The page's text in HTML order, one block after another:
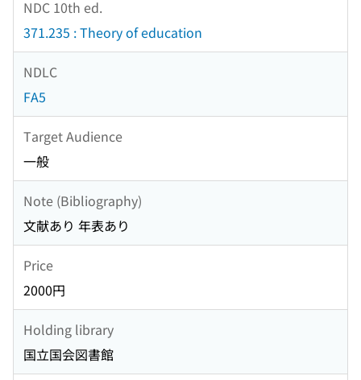
NDC 10th ed.
371.235 : Theory of education
NDLC
FA5
Target Audience
一般
Note (Bibliography)
文献あり 年表あり
Price
2000円
Holding library
国立国会図書館